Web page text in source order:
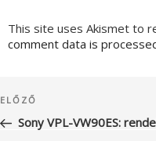
This site uses Akismet to
comment data is
navigáció
Korábbi
bejegyzés
ELŐZŐ
Sony VPL-VW90ES: